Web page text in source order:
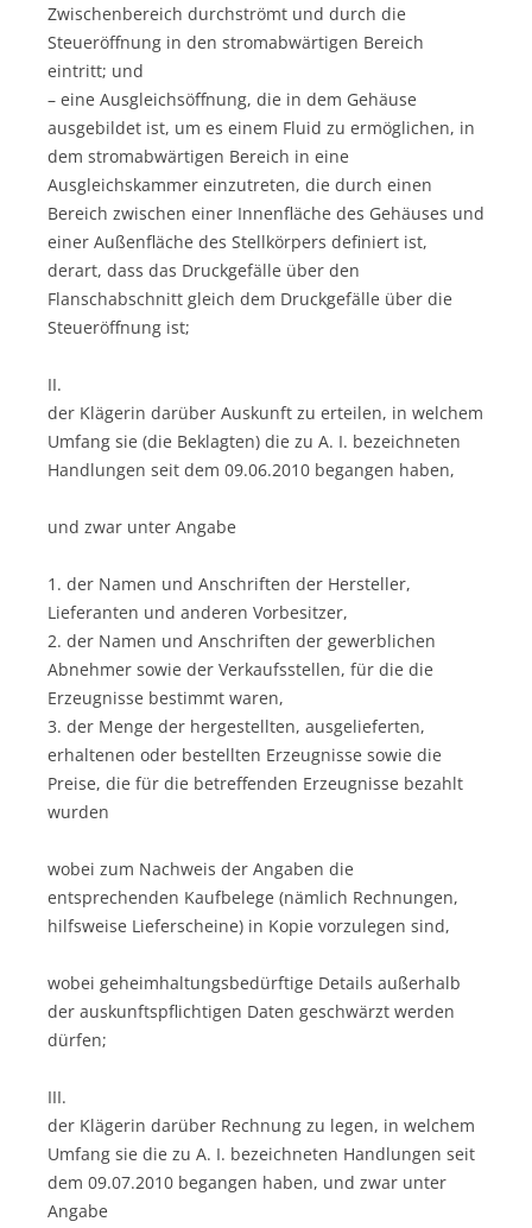
Zwischenbereich durchströmt und durch die
Steueröffnung in den stromabwärtigen Bereich
eintritt; und
– eine Ausgleichsöffnung, die in dem Gehäuse
ausgebildet ist, um es einem Fluid zu ermöglichen, in
dem stromabwärtigen Bereich in eine
Ausgleichskammer einzutreten, die durch einen
Bereich zwischen einer Innenfläche des Gehäuses und
einer Außenfläche des Stellkörpers definiert ist,
derart, dass das Druckgefälle über den
Flanschabschnitt gleich dem Druckgefälle über die
Steueröffnung ist;
II.
der Klägerin darüber Auskunft zu erteilen, in welchem
Umfang sie (die Beklagten) die zu A. I. bezeichneten
Handlungen seit dem 09.06.2010 begangen haben,
und zwar unter Angabe
1. der Namen und Anschriften der Hersteller,
Lieferanten und anderen Vorbesitzer,
2. der Namen und Anschriften der gewerblichen
Abnehmer sowie der Verkaufsstellen, für die die
Erzeugnisse bestimmt waren,
3. der Menge der hergestellten, ausgelieferten,
erhaltenen oder bestellten Erzeugnisse sowie die
Preise, die für die betreffenden Erzeugnisse bezahlt
wurden
wobei zum Nachweis der Angaben die
entsprechenden Kaufbelege (nämlich Rechnungen,
hilfsweise Lieferscheine) in Kopie vorzulegen sind,
wobei geheimhaltungsbedürftige Details außerhalb
der auskunftspflichtigen Daten geschwärzt werden
dürfen;
III.
der Klägerin darüber Rechnung zu legen, in welchem
Umfang sie die zu A. I. bezeichneten Handlungen seit
dem 09.07.2010 begangen haben, und zwar unter
Angabe